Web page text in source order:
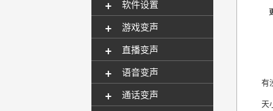
软件设置
+
游戏变声
+
直播变声
+
语音变声
+
通话变声
+
有
天